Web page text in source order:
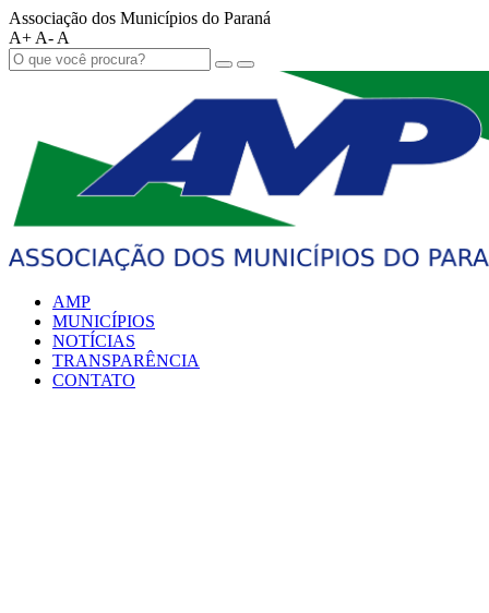
Associação dos Municípios do Paraná
A+ A- A
AMP
MUNICÍPIOS
NOTÍCIAS
TRANSPARÊNCIA
CONTATO